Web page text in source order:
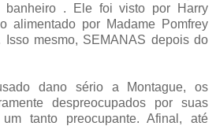
banheiro . Ele foi visto por Harry
alimentado por Madame Pomfrey
mesmo, SEMANAS depois do
dano sério a Montague, os
despreocupados por suas
tanto preocupante. Afinal, até